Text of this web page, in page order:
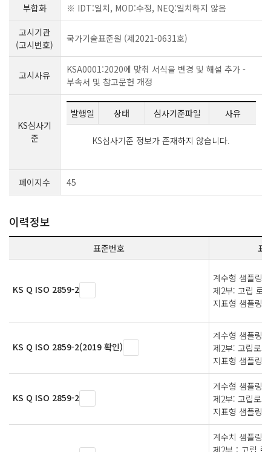
부합화
※ IDT:일치, MOD:수정, NEQ:일치하지 않음
고시기관
(고시번호)
국가기술표준원 (제2021-0631호)
고시사유
KSA0001:2020에 맞춰 서식을 변경 및 해설 추가 -
부속서 및 참고문헌 개정
KS심사기
준
발행일 상태 심사기준파일 사유
KS심사기준 정보가 존재하지 않습니다.
페이지수 45
이력정보
표준번호 표
KS Q ISO 2859-2
계수형 샘플링
제2부: 고립 로
지표형 샘플링
KS Q ISO 2859-2(2019 확인)
계수형 샘플링
제2부: 고립로
지표형 샘플링
KS Q ISO 2859-2
계수형 샘플링
제2부: 고립로
지표형 샘플링
계수치 샘플링
제2부：고립 로